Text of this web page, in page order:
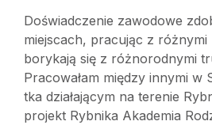
Doświadczenie zawodowe
miejscach, pracując z
borykają się z różnorodnymi
Pracowałam między innymi w
tka działającym na terenie
projekt Rybnika Akademia